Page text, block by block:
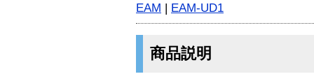
EAM | EAM-UD1
商品説明